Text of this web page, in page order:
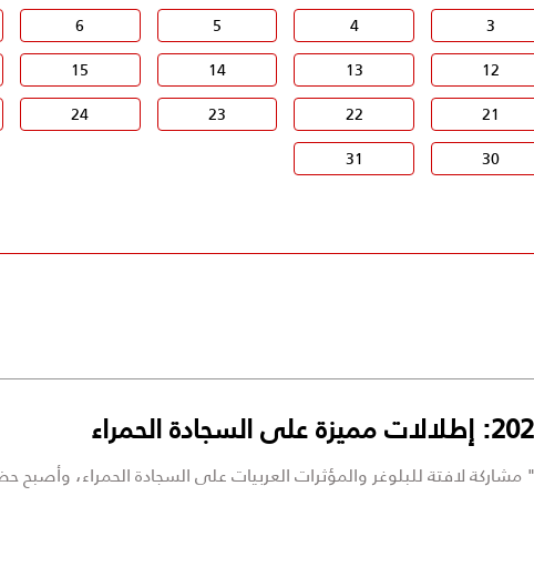
3
4
5
6
12
13
14
15
21
22
23
24
30
31
السينمائي" مشاركة لافتة للبلوغر والمؤثرات العربيات على السجادة